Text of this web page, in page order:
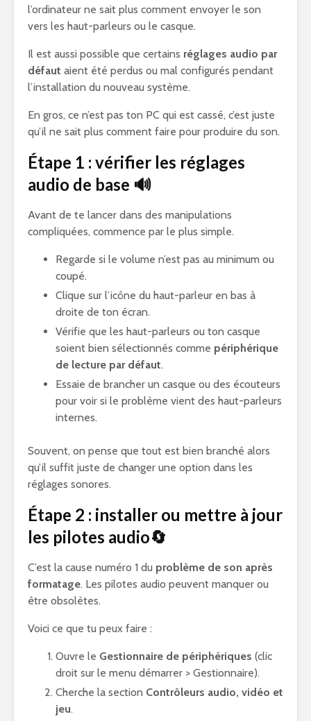
l’ordinateur ne sait plus comment envoyer le son
vers les haut-parleurs ou le casque.
Il est aussi possible que certains réglages audio par
défaut aient été perdus ou mal configurés pendant
l’installation du nouveau système.
En gros, ce n’est pas ton PC qui est cassé, c’est juste
qu’il ne sait plus comment faire pour produire du son.
Étape 1 : vérifier les réglages
audio de base 🔊
Avant de te lancer dans des manipulations
compliquées, commence par le plus simple.
Regarde si le volume n’est pas au minimum ou
coupé.
Clique sur l’icône du haut-parleur en bas à
droite de ton écran.
Vérifie que les haut-parleurs ou ton casque
soient bien sélectionnés comme périphérique
de lecture par défaut.
Essaie de brancher un casque ou des écouteurs
pour voir si le problème vient des haut-parleurs
internes.
Souvent, on pense que tout est bien branché alors
qu’il suffit juste de changer une option dans les
réglages sonores.
Étape 2 : installer ou mettre à jour
les pilotes audio🔄
C’est la cause numéro 1 du problème de son après
formatage. Les pilotes audio peuvent manquer ou
être obsolètes.
Voici ce que tu peux faire :
Ouvre le Gestionnaire de périphériques (clic
droit sur le menu démarrer > Gestionnaire).
Cherche la section Contrôleurs audio, vidéo et
jeu.